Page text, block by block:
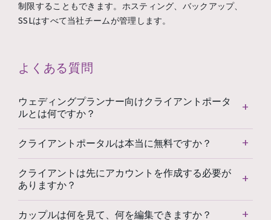
制限することもできます。ホスティング、バックアップ、
SSLはすべて当社チームが管理します。
よくある質問
ウェディングプランナー向けクライアントポータ
ルとは何ですか？
クライアントポータルは本当に無料ですか？
クライアントは先にアカウントを作成する必要が
ありますか？
カップルは何を見て、何を編集できますか？